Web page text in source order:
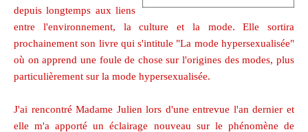
depuis longtemps aux liens
entre l'environnement, la culture et la mode. Elle sortira
prochainement son livre qui s'intitule "La mode hypersexualisée"
où on apprend une foule de chose sur l'origines des modes, plus
particulièrement sur la mode hypersexualisée.
J'ai rencontré Madame Julien lors d'une entrevue l'an dernier et
elle m'a apporté un éclairage nouveau sur le phénomène de